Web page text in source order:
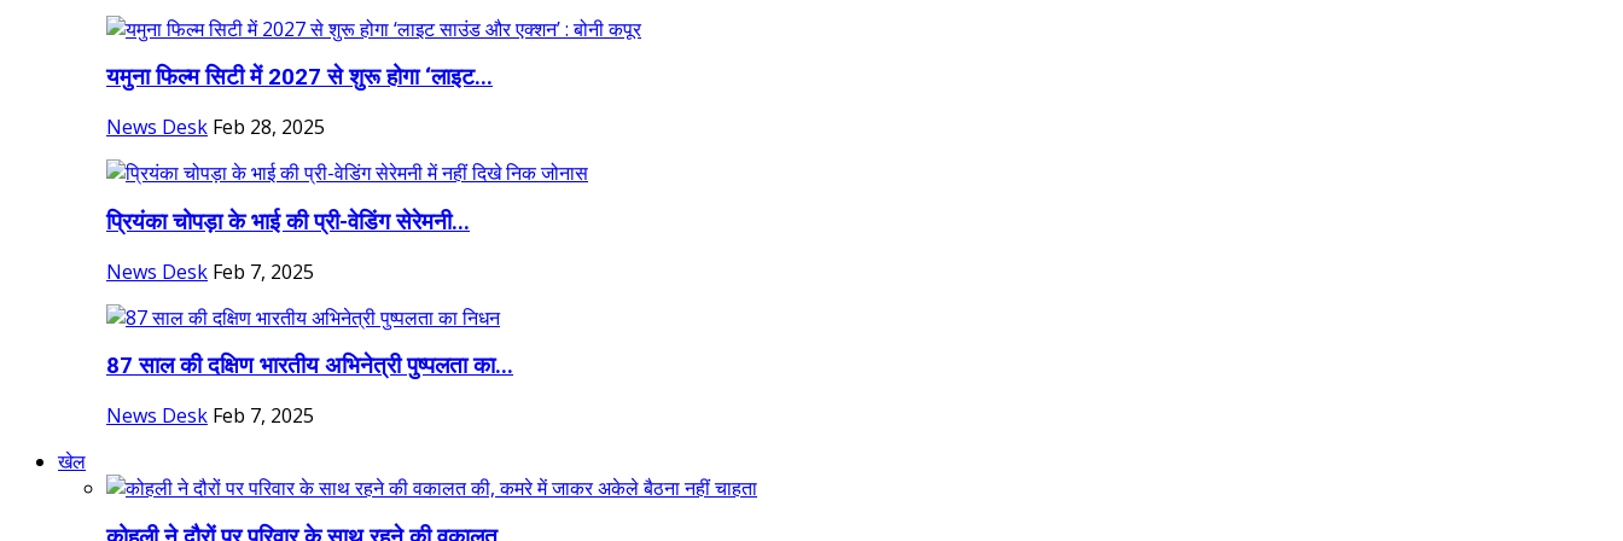
यमुना फिल्म सिटी में 2027 से शुरू होगा ‘लाइट...
News Desk Feb 28, 2025
प्रियंका चोपड़ा के भाई की प्री-वेडिंग सेरेमनी...
News Desk Feb 7, 2025
87 साल की दक्षिण भारतीय अभिनेत्री पुष्पलता का...
News Desk Feb 7, 2025
खेल